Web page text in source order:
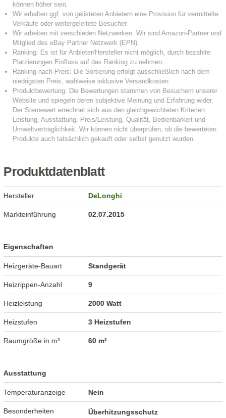
Produktdatenblatt
Hersteller DeLonghi
Markteinführung 02.07.2015
Eigenschaften
Heizgeräte-Bauart Standgerät
Heizrippen-Anzahl 9
Heizleistung 2000 Watt
Heizstufen 3 Heizstufen
Raumgröße in m³ 60 m³
Ausstattung
Temperaturanzeige Nein
Besonderheiten
Überhitzungsschutz